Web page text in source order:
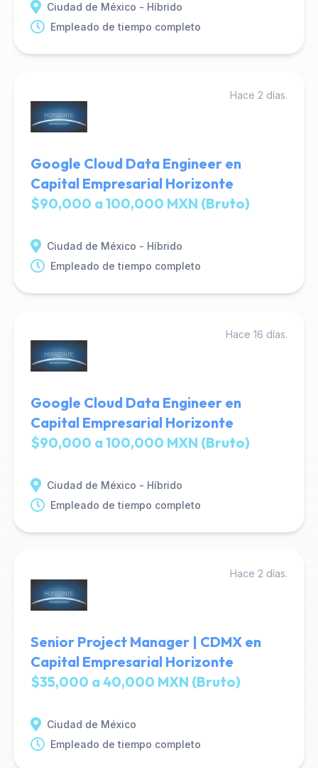
Ciudad de México - Híbrido
Empleado de tiempo completo
Hace 2 días.
Google Cloud Data Engineer en
Capital Empresarial Horizonte
$90,000 a 100,000 MXN (Bruto)
Ciudad de México - Híbrido
Empleado de tiempo completo
Hace 16 días.
Google Cloud Data Engineer en
Capital Empresarial Horizonte
$90,000 a 100,000 MXN (Bruto)
Ciudad de México - Híbrido
Empleado de tiempo completo
Hace 2 días.
Senior Project Manager | CDMX en
Capital Empresarial Horizonte
$35,000 a 40,000 MXN (Bruto)
Ciudad de México
Empleado de tiempo completo